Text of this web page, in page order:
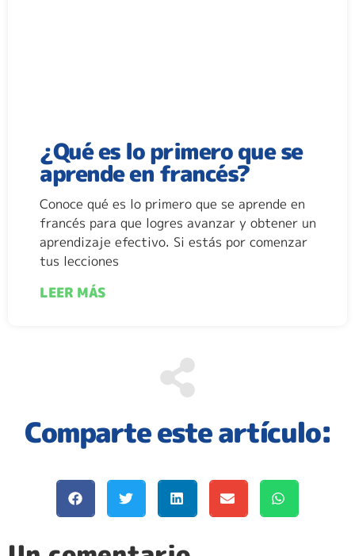
¿Qué es lo primero que se
aprende en francés?
Conoce qué es lo primero que se aprende en
francés para que logres avanzar y obtener un
aprendizaje efectivo. Si estás por comenzar
tus lecciones
LEER MÁS
Comparte este artículo: